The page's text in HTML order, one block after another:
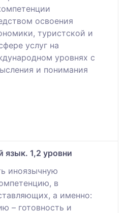
освоения
туристской и
услуг на
уровнях с
и понимания
язык. 1,2 уровни
иноязычную
в
а именно:
– готовность и